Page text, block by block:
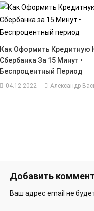
Как Оформить Кредитную
Сбербанка За 15 Минут •
Беспроцентный Период
04.12.2022 Александр
Добавить
Ваш адрес email не